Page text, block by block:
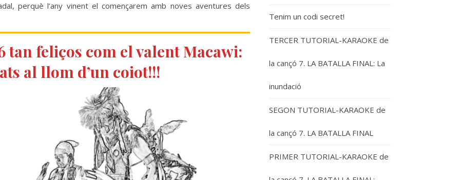
perquè l’any vinent el començarem amb noves aventures dels
tan feliços com el valent Macawi:
al llom d’un coiot!!!
Tenim un codi secret!
TERCER TUTORIAL-KARAOKE de
la cançó 7. LA BATALLA FINAL: La
inundació
SEGON TUTORIAL-KARAOKE de
la cançó 7. LA BATALLA FINAL
PRIMER TUTORIAL-KARAOKE de